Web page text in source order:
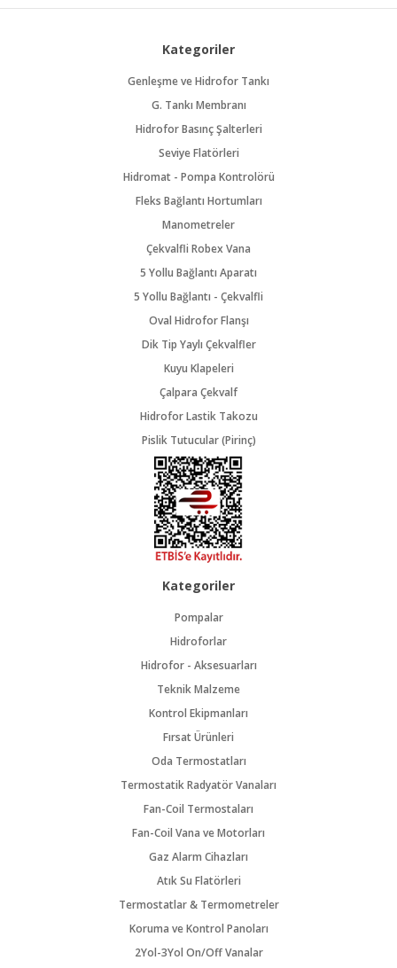
Kategoriler
Genleşme ve Hidrofor Tankı
G. Tankı Membranı
Hidrofor Basınç Şalterleri
Seviye Flatörleri
Hidromat - Pompa Kontrolörü
Fleks Bağlantı Hortumları
Manometreler
Çekvalfli Robex Vana
5 Yollu Bağlantı Aparatı
5 Yollu Bağlantı - Çekvalfli
Oval Hidrofor Flanşı
Dik Tip Yaylı Çekvalfler
Kuyu Klapeleri
Çalpara Çekvalf
Hidrofor Lastik Takozu
Pislik Tutucular (Pirinç)
Kategoriler
Pompalar
Hidroforlar
Hidrofor - Aksesuarları
Teknik Malzeme
Kontrol Ekipmanları
Fırsat Ürünleri
Oda Termostatları
Termostatik Radyatör Vanaları
Fan-Coil Termostaları
Fan-Coil Vana ve Motorları
Gaz Alarm Cihazları
Atık Su Flatörleri
Termostatlar & Termometreler
Koruma ve Kontrol Panoları
2Yol-3Yol On/Off Vanalar